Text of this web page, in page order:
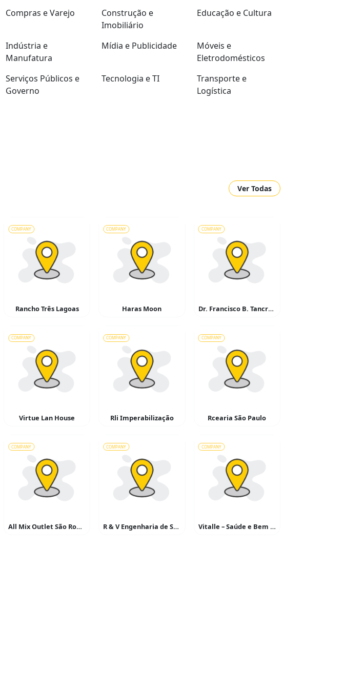
Compras e Varejo
Construção e
Imobiliário
Educação e Cultura
Indústria e
Manufatura
Mídia e Publicidade
Móveis e
Eletrodomésticos
Serviços Públicos e
Governo
Tecnologia e TI
Transporte e
Logística
Ver Todas
COMPANY
Rancho Três Lagoas
COMPANY
Haras Moon
COMPANY
Dr. Francisco B. Tancredi
COMPANY
Virtue Lan House
COMPANY
Rli Imperabilização
COMPANY
Rcearia São Paulo
COMPANY
All Mix Outlet São Roque
COMPANY
R & V Engenharia de Segurança e Io Ambiente
COMPANY
Vitalle – Saúde e Bem Estar